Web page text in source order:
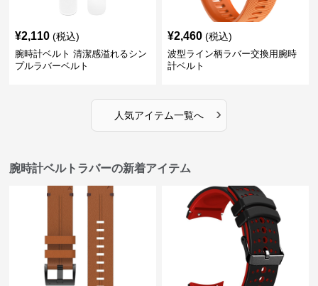
¥2,110 (税込)
腕時計ベルト 清潔感溢れるシン
プルラバーベルト
¥2,460 (税込)
波型ライン柄ラバー交換用腕時
計ベルト
人気アイテム一覧へ ›
腕時計ベルトラバーの新着アイテム